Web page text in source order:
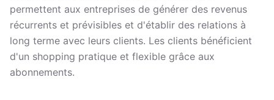
permettent aux entreprises de générer des revenus
récurrents et prévisibles et d'établir des relations à
long terme avec leurs clients. Les clients bénéficient
d'un shopping pratique et flexible grâce aux
abonnements.